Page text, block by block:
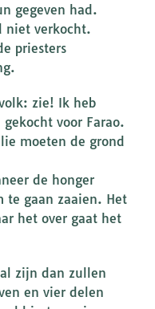
gegeven had.
niet verkocht.
priesters
zie! Ik heb
voor Farao.
moeten de grond
de honger
te gaan zaaien. Het
het over gaat het
zijn dan zullen
en vier delen